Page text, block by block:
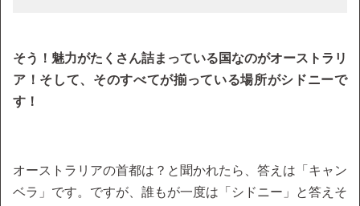
そう！魅力がたくさん詰まっている国なのがオーストラリ
ア！そして、そのすべてが揃っている場所がシドニーで
す！
オーストラリアの首都は？と聞かれたら、答えは「キャン
ベラ」です。ですが、誰もが一度は「シドニー」と答えそ